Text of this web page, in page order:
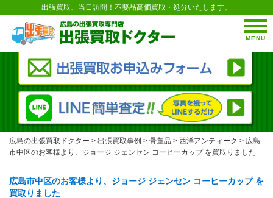
MENU
出張買取、当日訪問！不要品高価買取・処分いたします。
広島の出張買取ドクター > 出張買取事例 > 骨董品 > 西洋アンティーク > 広島
市中区のお客様より、ジョージ ジェンセン コーヒーカップ を買取りました
広島市中区のお客様より、ジョージ ジェンセン コーヒーカップ を
買取りました